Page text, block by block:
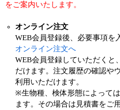
をご案内いたします。
オンライン注文
WEB会員登録後、必要事項を
オンライン注文へ
WEB会員登録していただくと
だけます。注文履歴の確認や
利用いただけます。
※生物種、検体形態によって
ます。その場合は見積書をご